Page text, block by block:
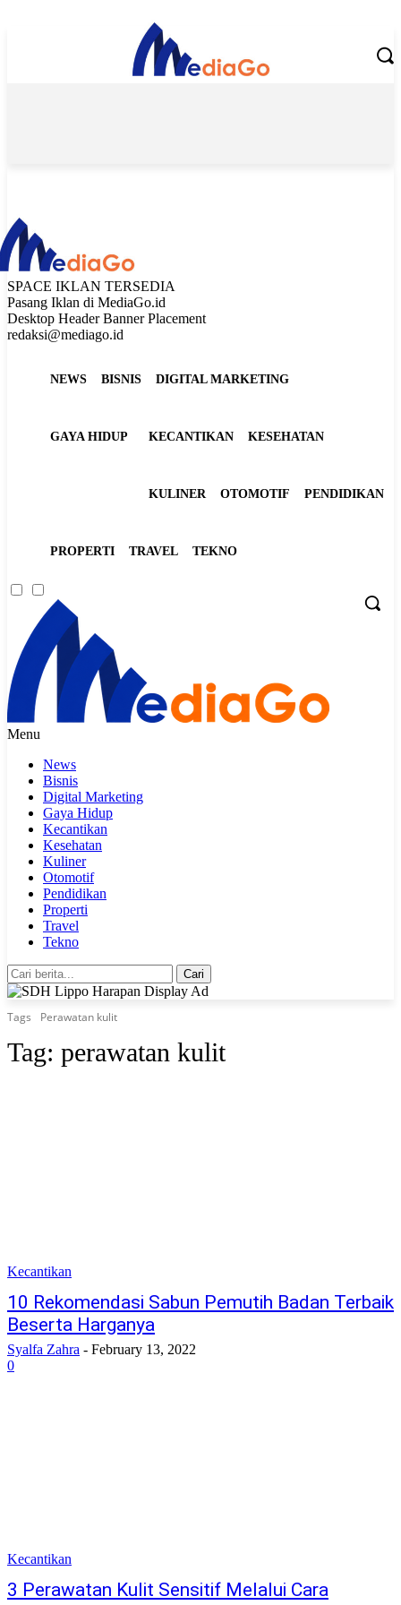
SPACE IKLAN TERSEDIA
Pasang Iklan di MediaGo.id
Desktop Header Banner Placement
redaksi@mediago.id
NEWS BISNIS DIGITAL MARKETING
GAYA HIDUP KECANTIKAN KESEHATAN
KULINER OTOMOTIF PENDIDIKAN
PROPERTI TRAVEL TEKNO
Menu
News
Bisnis
Digital Marketing
Gaya Hidup
Kecantikan
Kesehatan
Kuliner
Otomotif
Pendidikan
Properti
Travel
Tekno
Cari
Tags Perawatan kulit
Tag: perawatan kulit
Kecantikan
10 Rekomendasi Sabun Pemutih Badan Terbaik
Beserta Harganya
Syalfa Zahra - February 13, 2022
0
Kecantikan
3 Perawatan Kulit Sensitif Melalui Cara